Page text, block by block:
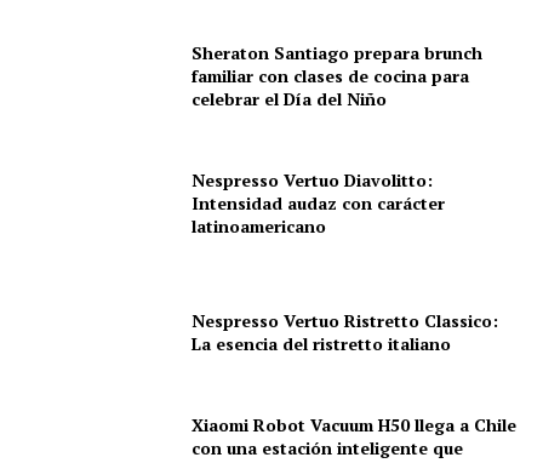
Sheraton Santiago prepara brunch
familiar con clases de cocina para
celebrar el Día del Niño
Nespresso Vertuo Diavolitto:
Intensidad audaz con carácter
latinoamericano
Nespresso Vertuo Ristretto Classico:
La esencia del ristretto italiano
Xiaomi Robot Vacuum H50 llega a Chile
con una estación inteligente que